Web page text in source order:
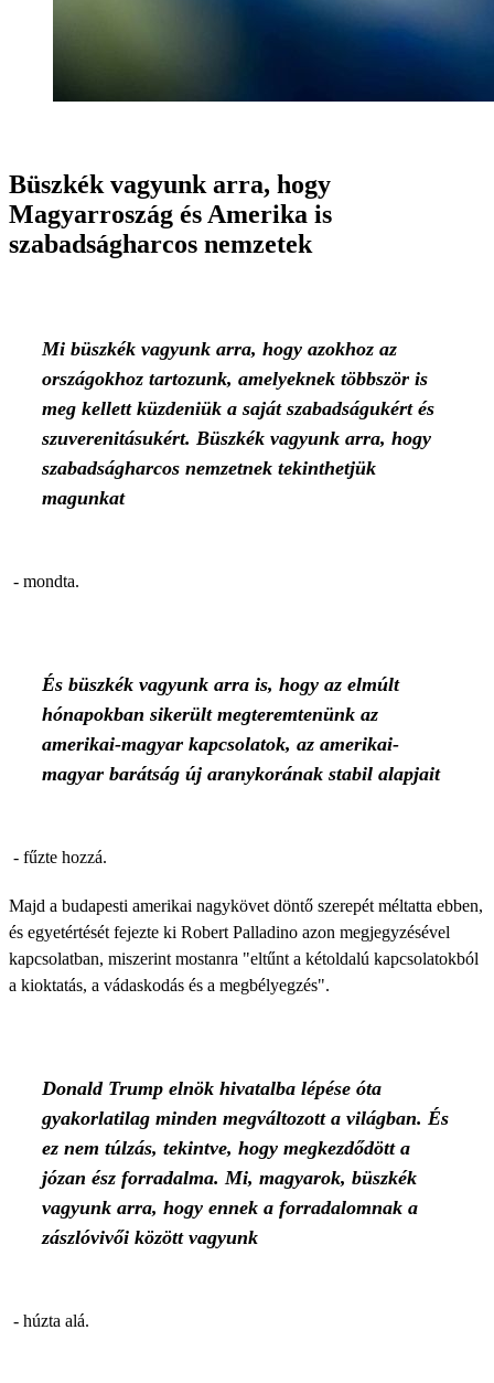
Büszkék vagyunk arra, hogy
Magyarroszág és Amerika is
szabadságharcos nemzetek
Mi büszkék vagyunk arra, hogy azokhoz az
országokhoz tartozunk, amelyeknek többször is
meg kellett küzdeniük a saját szabadságukért és
szuverenitásukért. Büszkék vagyunk arra, hogy
szabadságharcos nemzetnek tekinthetjük
magunkat
- mondta.
És büszkék vagyunk arra is, hogy az elmúlt
hónapokban sikerült megteremtenünk az
amerikai-magyar kapcsolatok, az amerikai-
magyar barátság új aranykorának stabil alapjait
- fűzte hozzá.
Majd a budapesti amerikai nagykövet döntő szerepét méltatta ebben,
és egyetértését fejezte ki Robert Palladino azon megjegyzésével
kapcsolatban, miszerint mostanra "eltűnt a kétoldalú kapcsolatokból
a kioktatás, a vádaskodás és a megbélyegzés".
Donald Trump elnök hivatalba lépése óta
gyakorlatilag minden megváltozott a világban. És
ez nem túlzás, tekintve, hogy megkezdődött a
józan ész forradalma. Mi, magyarok, büszkék
vagyunk arra, hogy ennek a forradalomnak a
zászlóvivői között vagyunk
- húzta alá.